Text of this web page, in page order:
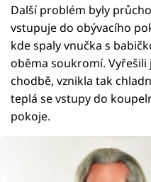
Další problém byly
vstupuje do obývacího
kde spaly vnučka s
oběma soukromí.
chodbě, vznikla tak
teplá se vstupy do
pokoje.